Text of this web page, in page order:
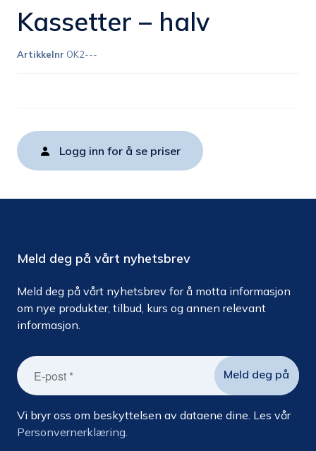
Kassetter – halv
Artikkelnr OK2---
Logg inn for å se priser
Meld deg på vårt nyhetsbrev
Meld deg på vårt nyhetsbrev for å motta informasjon
om nye produkter, tilbud, kurs og annen relevant
informasjon.
Vi bryr oss om beskyttelsen av dataene dine. Les vår
Personvernerklæring.